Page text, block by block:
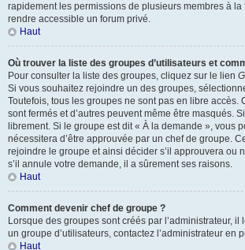
rapidement les permissions de plusieurs membres à
rendre accessible un forum privé.
Haut
Où trouver la liste des groupes d’utilisateurs et
Pour consulter la liste des groupes, cliquez sur le lien
Si vous souhaitez rejoindre un des groupes,
Toutefois, tous les groupes ne sont pas en libre
sont fermés et d’autres peuvent même être masqués.
librement. Si le groupe est dit « À la demande », vous
nécessitera d’être approuvée par un chef de groupe.
rejoindre le groupe et ainsi décider s’il approuvera ou
s’il annule votre demande, il a sûrement ses raisons.
Haut
Comment devenir chef de groupe ?
Lorsque des groupes sont créés par l’administrateur,
un groupe d’utilisateurs, contactez l’administrateur
Haut